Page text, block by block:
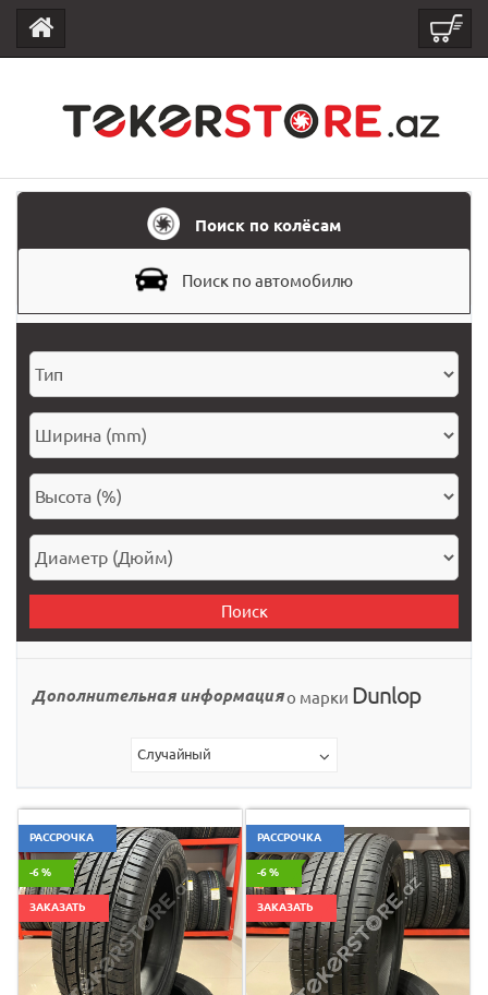
Поиск по колёсам
Поиск по автомобилю
Поиск
Дополнительная информацияо марки Dunlop
Случайный
РАССРОЧКА
-6 %
ЗАКАЗАТЬ
РАССРОЧКА
-6 %
ЗАКАЗАТЬ